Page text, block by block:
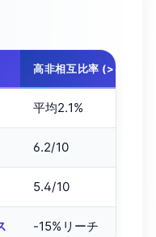
高非相互比率 (>60%)
平均2.1%
6.2/10
5.4/10
-15%リーチ